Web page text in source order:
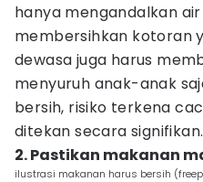
hanya mengandalkan
membersihkan kotoran
dewasa juga harus
menyuruh anak-anak
bersih, risiko terkena
ditekan secara signifikan.
2. Pastikan makanan
ilustrasi makanan harus bersih